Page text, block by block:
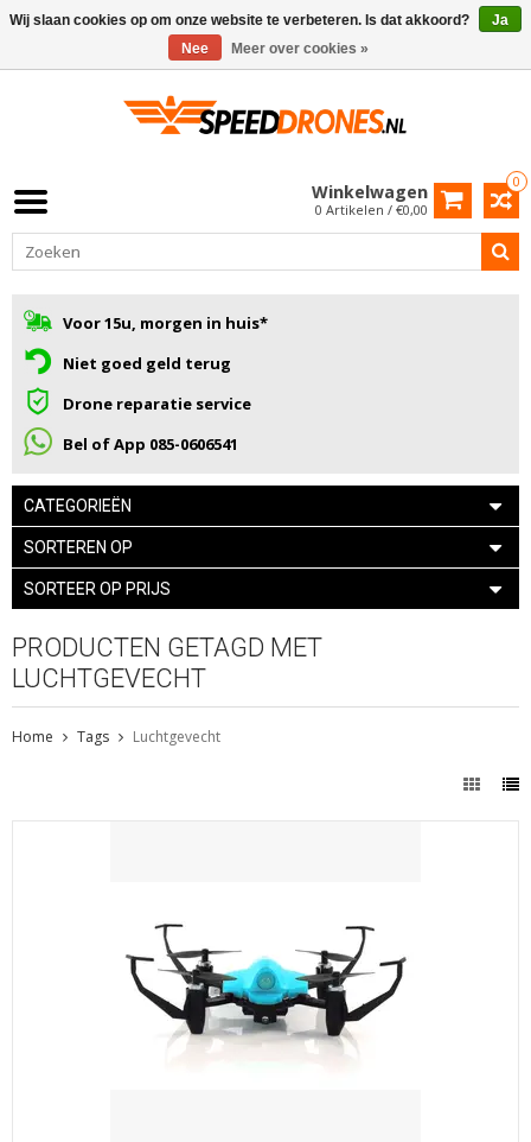
0
Winkelwagen
0 Artikelen / €0,00
Voor 15u, morgen in huis*
Niet goed geld terug
Drone reparatie service
Bel of App 085-0606541
CATEGORIEËN
SORTEREN OP
SORTEER OP PRIJS
PRODUCTEN GETAGD MET
LUCHTGEVECHT
Home Tags Luchtgevecht
Wij slaan cookies op om onze website te verbeteren. Is dat akkoord?
Ja
Nee
Meer over cookies »